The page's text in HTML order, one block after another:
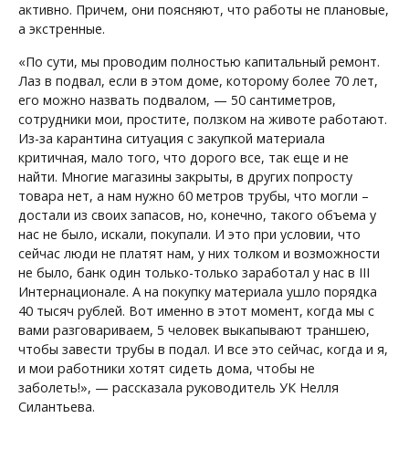
активно. Причем, они поясняют, что работы не плановые,
а экстренные.
«По сути, мы проводим полностью капитальный ремонт.
Лаз в подвал, если в этом доме, которому более 70 лет,
его можно назвать подвалом, — 50 сантиметров,
сотрудники мои, простите, ползком на животе работают.
Из-за карантина ситуация с закупкой материала
критичная, мало того, что дорого все, так еще и не
найти. Многие магазины закрыты, в других попросту
товара нет, а нам нужно 60 метров трубы, что могли –
достали из своих запасов, но, конечно, такого объема у
нас не было, искали, покупали. И это при условии, что
сейчас люди не платят нам, у них толком и возможности
не было, банк один только-только заработал у нас в III
Интернационале. А на покупку материала ушло порядка
40 тысяч рублей. Вот именно в этот момент, когда мы с
вами разговариваем, 5 человек выкапывают траншею,
чтобы завести трубы в подал. И все это сейчас, когда и я,
и мои работники хотят сидеть дома, чтобы не
заболеть!», — рассказала руководитель УК Нелля
Силантьева.